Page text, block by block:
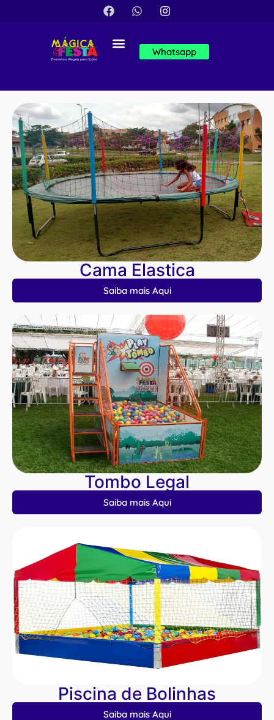
Whatsapp
Cama Elastica
Saiba mais Aqui
Tombo Legal
Saiba mais Aqui
Piscina de Bolinhas
Saiba mais Aqui